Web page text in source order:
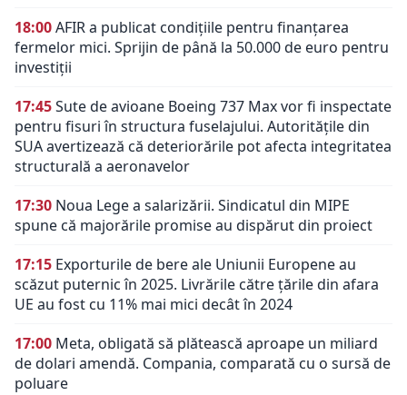
18:00AFIR a publicat condițiile pentru finanțarea
fermelor mici. Sprijin de până la 50.000 de euro pentru
investiții
17:45Sute de avioane Boeing 737 Max vor fi inspectate
pentru fisuri în structura fuselajului. Autoritățile din
SUA avertizează că deteriorările pot afecta integritatea
structurală a aeronavelor
17:30 Noua Lege a salarizării. Sindicatul din MIPE
spune că majorările promise au dispărut din proiect
17:15 Exporturile de bere ale Uniunii Europene au
scăzut puternic în 2025. Livrările către țările din afara
UE au fost cu 11% mai mici decât în 2024
17:00 Meta, obligată să plătească aproape un miliard
de dolari amendă. Compania, comparată cu o sursă de
poluare